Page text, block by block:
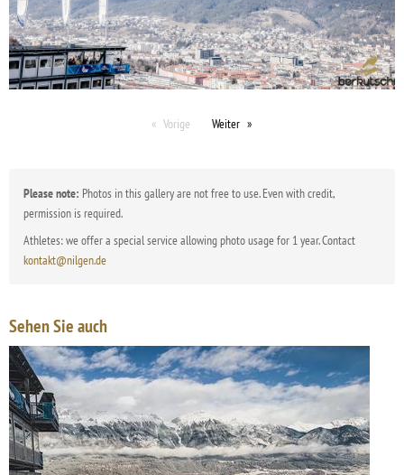
Vorige Weiter
Please note: Photos in this gallery are not free to use. Even with credit,
permission is required.
Athletes: we offer a special service allowing photo usage for 1 year. Contact
kontakt@nilgen.de
Sehen Sie auch